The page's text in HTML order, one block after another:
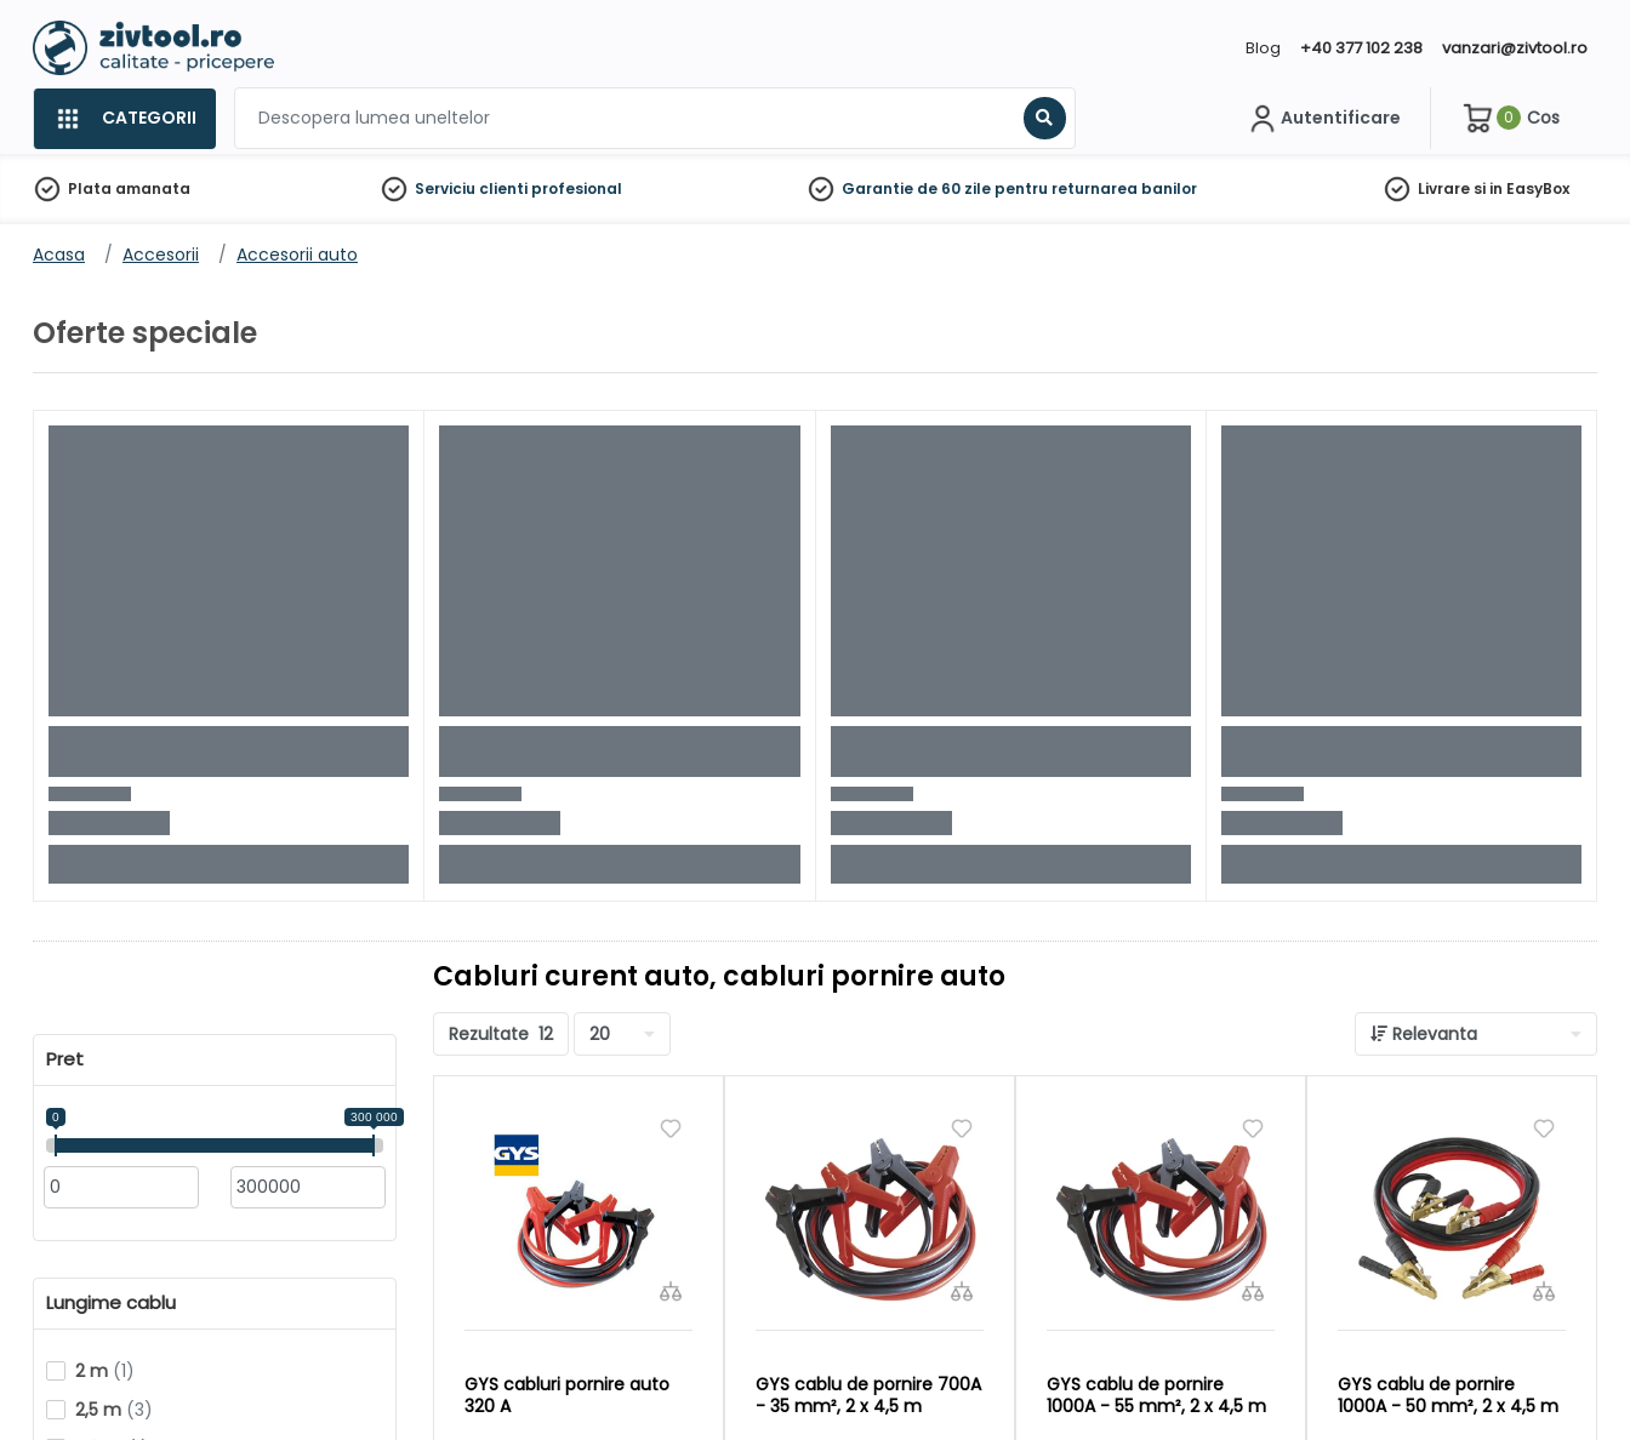
Blog +40 377 102 238 vanzari@zivtool.ro
CATEGORII
Search
Autentificare 0 Cos
Plata amanata Serviciu clienti profesional Garantie de 60 zile pentru returnarea banilor Livrare si in EasyBox
Acasa Accesorii Accesorii auto
Oferte speciale
Pret
0 300 000
Lungime cablu
2 m (1)
2,5 m (3)
Cabluri curent auto, cabluri pornire auto
Rezultate 12 20 Relevanta
GYS cabluri pornire auto
320 A
GYS cablu de pornire 700A
- 35 mm², 2 x 4,5 m
GYS cablu de pornire
1000A - 55 mm², 2 x 4,5 m
GYS cablu de pornire
1000A - 50 mm², 2 x 4,5 m